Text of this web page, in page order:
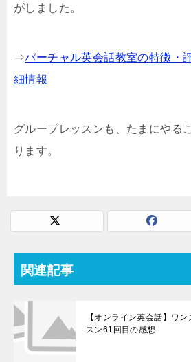
がしました。
⇒バーチャル英会話教室の特徴・
細情報
グループレッスンも、たまにやる
ります。
関連記事
【オンライン英会話】ワ
スン61回目の感想